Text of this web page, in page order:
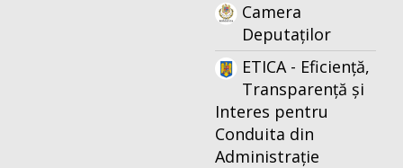
Camera
Deputaților
ETICA - Eficiență,
Transparență și
Interes pentru
Conduita din
Administrație